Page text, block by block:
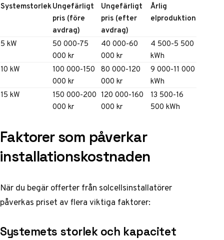
SystemstorlekUngefärligt
pris (före
avdrag)
Ungefärligt
pris (efter
avdrag)
Årlig
elproduktion
5 kW
50 000-75
000 kr
40 000-60
000 kr
4 500-5 500
kWh
10 kW
100 000-150
000 kr
80 000-120
000 kr
9 000-11 000
kWh
15 kW
150 000-200
000 kr
120 000-160
000 kr
13 500-16
500 kWh
Faktorer som påverkar
installationskostnaden
När du begär offerter från solcellsinstallatörer
påverkas priset av flera viktiga faktorer:
Systemets storlek och kapacitet